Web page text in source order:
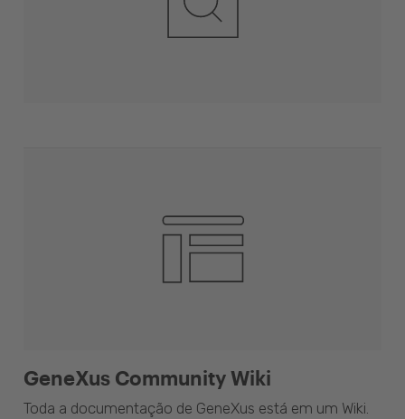
GeneXus Community Wiki
Toda a documentação de GeneXus está em um Wiki.